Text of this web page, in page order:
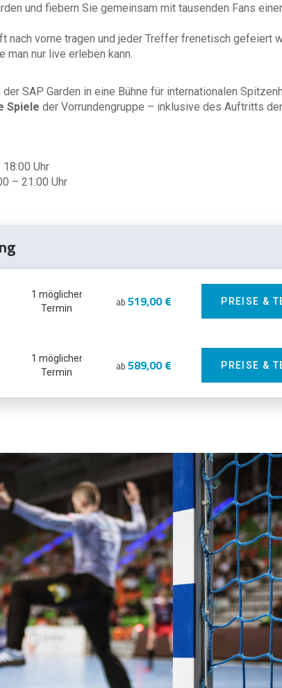
und fiebern Sie gemeinsam mit tausenden Fans
nach vorne tragen und jeder Treffer frenetisch gefeiert
nur live erleben kann.
SAP Garden in eine Bühne für internationalen
Spiele der Vorrundengruppe – inklusive des Auftritts der
Uhr
– 21:00 Uhr
1 möglicher
Termin
ab519,00 € PREISE &
1 möglicher
Termin
ab589,00 € PREISE &